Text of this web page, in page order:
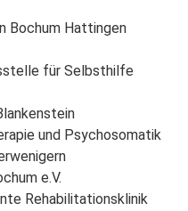
Bochum Hattingen
für Selbsthilfe
und Psychosomatik
e.V.
Rehabilitationsklinik